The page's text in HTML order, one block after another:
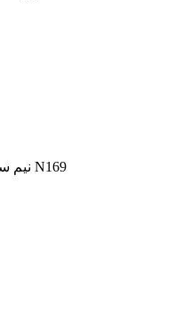
نیم ست جواهری نقره طرح قلبی زمرد کد N169